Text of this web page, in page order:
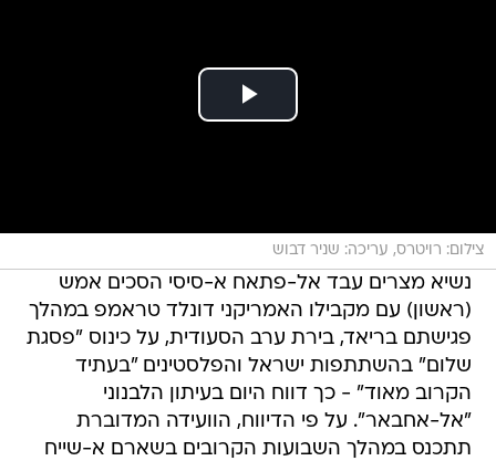
צילום: רויטרס, עריכה: שניר דבוש
נשיא מצרים עבד אל-פתאח א-סיסי הסכים אמש
(ראשון) עם מקבילו האמריקני דונלד טראמפ במהלך
פגישתם בריאד, בירת ערב הסעודית, על כינוס "פסגת
שלום" בהשתתפות ישראל והפלסטינים "בעתיד
הקרוב מאוד" - כך דווח היום בעיתון הלבנוני
"אל-אחבאר". על פי הדיווח, הוועידה המדוברת
תתכנס במהלך השבועות הקרובים בשארם א-שייח